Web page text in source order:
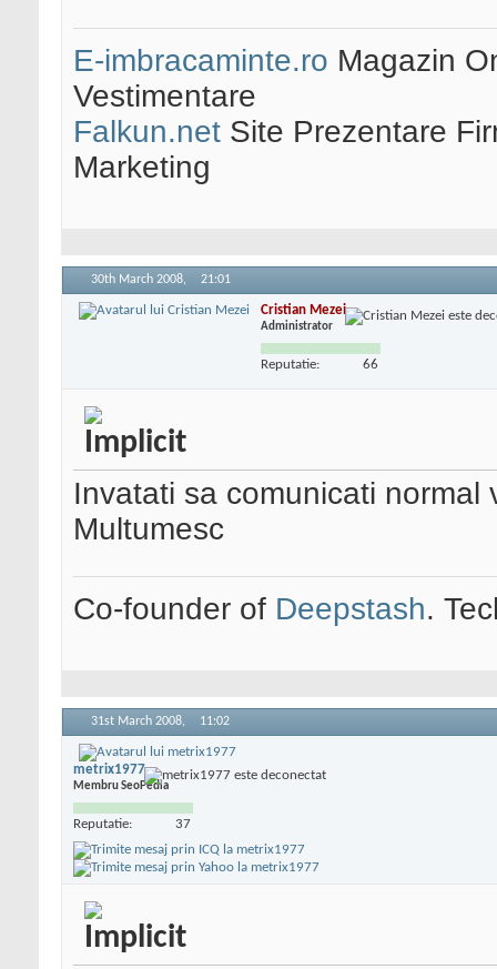
E-imbracaminte.ro Magazin
Vestimentare
Falkun.net Site Prezentare
Marketing
30th March 2008, 21:01
Cristian Mezei
Administrator
Reputatie: 66
Invatati sa comunicati
Multumesc
Co-founder of Deepstash.
31st March 2008, 11:02
metrix1977
Membru SeoPedia
Reputatie: 37